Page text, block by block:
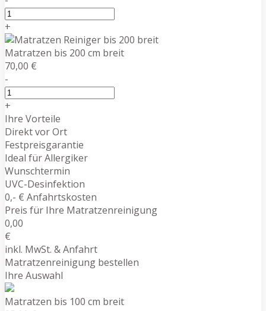
+
Matratzen bis 200 cm breit
70,00 €
-
+
Ihre Vorteile
Direkt vor Ort
Festpreisgarantie
Ideal für Allergiker
Wunschtermin
UVC-Desinfektion
0,- € Anfahrtskosten
Preis für Ihre Matratzenreinigung
0,00
€
inkl. MwSt. & Anfahrt
Matratzenreinigung bestellen
Ihre Auswahl
Matratzen bis 100 cm breit